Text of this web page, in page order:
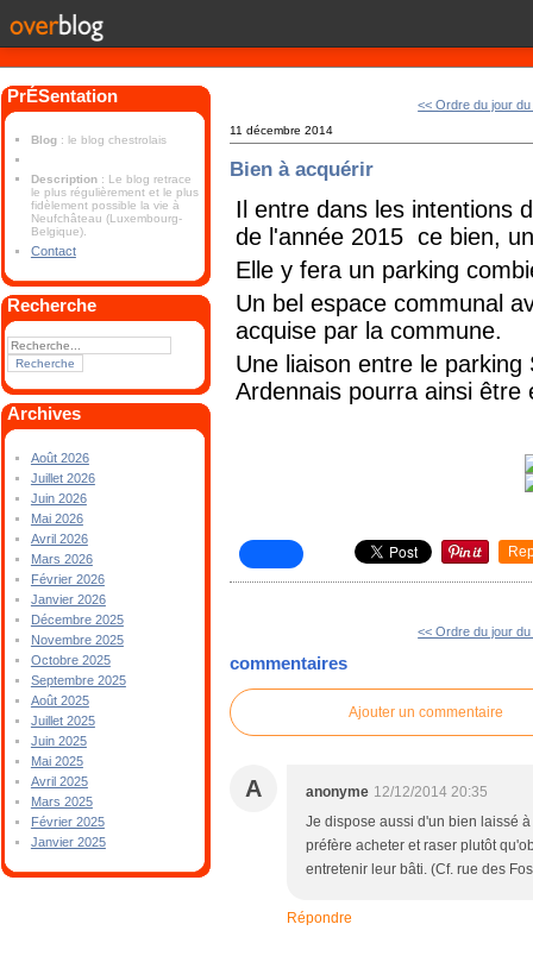
PrÉSentation
Blog : le blog chestrolais
Description : Le blog retrace
le plus régulièrement et le plus
fidèlement possible la vie à
Neufchâteau (Luxembourg-
Belgique).
Contact
Recherche
Archives
Août 2026
Juillet 2026
Juin 2026
Mai 2026
Avril 2026
Mars 2026
Février 2026
Janvier 2026
Décembre 2025
Novembre 2025
Octobre 2025
Septembre 2025
Août 2025
Juillet 2025
Juin 2025
Mai 2025
Avril 2025
Mars 2025
Février 2025
Janvier 2025
<< Ordre du jour
11 décembre 2014
Bien à acquérir
Il entre dans les intentions
de l'année 2015 ce bien,
Elle y fera un parking
Un bel espace communal
acquise par la commune.
Une liaison entre le
Ardennais pourra ainsi être
<< Ordre du jour
commentaires
Ajouter un commentaire
A anonyme 12/12/2014 20:35
Je dispose aussi d'un bien laissé
préfère acheter et raser plutôt
entretenir leur bâti. (Cf. rue des
Répondre